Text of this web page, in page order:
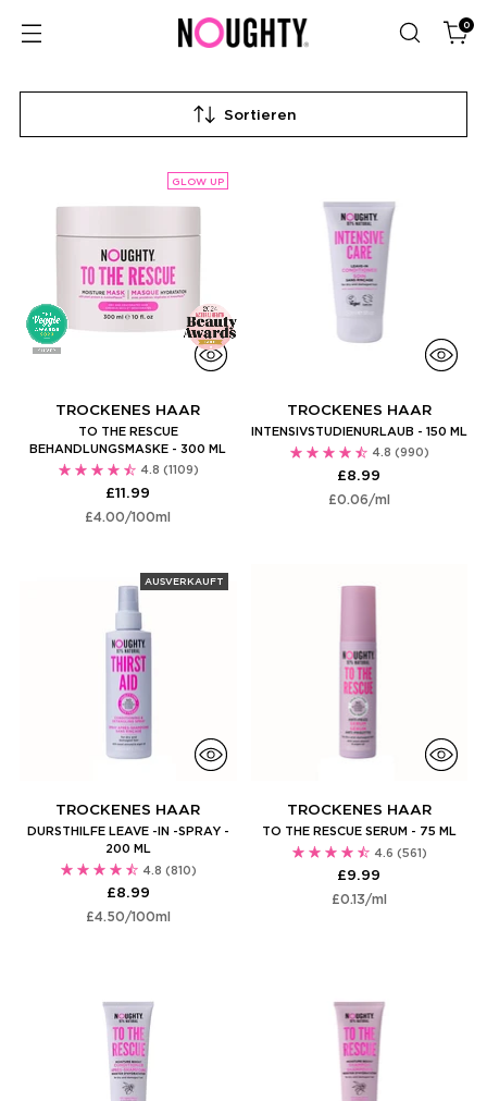
0
Sortieren
GLOW UP
TROCKENES HAAR
TO THE RESCUE
BEHANDLUNGSMASKE - 300 ML
4.8 (1109)
£11.99
Stückpreis
£4.00/per
100ml
TROCKENES HAAR
INTENSIVSTUDIENURLAUB - 150 ML
4.8 (990)
£8.99
Stückpreis
£0.06/per
ml
AUSVERKAUFT
TROCKENES HAAR
DURSTHILFE LEAVE -IN -SPRAY -
200 ML
4.8 (810)
£8.99
Stückpreis
£4.50/per
100ml
TROCKENES HAAR
TO THE RESCUE SERUM - 75 ML
4.6 (561)
£9.99
Stückpreis
£0.13/per
ml